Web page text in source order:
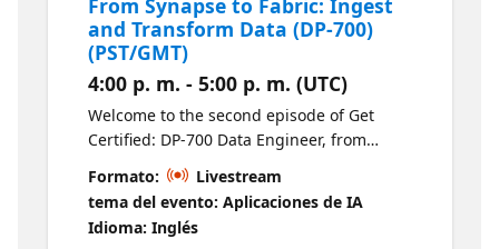
From Synapse to Fabric: Ingest
and Transform Data (DP-700)
(PST/GMT)
4:00 p. m. - 5:00 p. m. (UTC)
Welcome to the second episode of Get
Certified: DP-700 Data Engineer, from
Synapse to Fabric. Learn how to use
Dataflows Gen2 and Data Factory pipelines in
Fabric to perform the data ingestion and
transformation tasks you already know. This
Formato:
Livestream
tema del evento: Aplicaciones de IA
Idioma: Inglés